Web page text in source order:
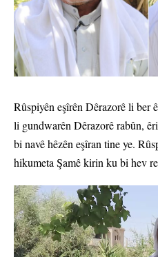
Rûspiyên eşîrên Dêrazorê li ber
li gundwarên Dêrazorê rabûn,
bi navê hêzên eşîran tine ye.
hikumeta Şamê kirin ku bi hev